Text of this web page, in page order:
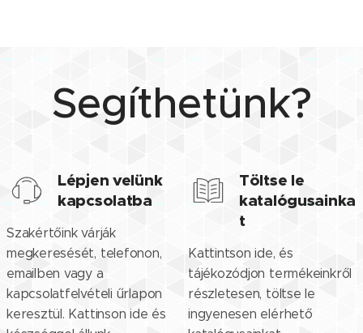
Segíthetünk?
Lépjen velünk
kapcsolatba
Szakértőink várják
megkeresését, telefonon,
emailben vagy a
kapcsolatfelvételi űrlapon
keresztül. Kattinson ide és
Töltse le
katalógusainka
t
Kattintson ide, és
tájékozódjon termékeinkről
részletesen, töltse le
ingyenesen elérhető